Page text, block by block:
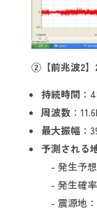
②【前兆波2】
持続時間 ：
周波数：
最大振幅：
予測される
- 発生予想
- 発生確
- 震源地：